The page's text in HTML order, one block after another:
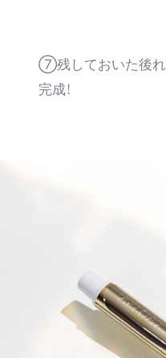
⑦残しておいた後れ
完成！